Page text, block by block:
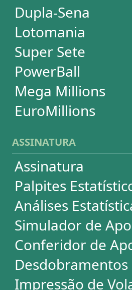
Idioma
Dúvidas
Termos de Uso
Privacidade
Fale conosco